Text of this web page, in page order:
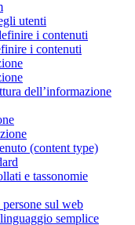
utenti
i contenuti
i contenuti
dell’informazione
(content type)
e tassonomie
sul web
semplice